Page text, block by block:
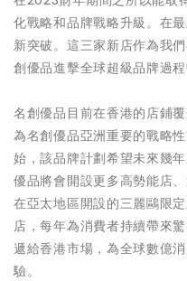
化戰略和品牌戰略升級。在
新突破。這三家新店作為我
創優品進擊全球超級品牌過
名創優品目前在香港的店鋪
為名創優品亞洲重要的戰略
始，該品牌計劃希望未來幾
優品將會開設更多高勢能店
在亞太地區開設的三麗鷗限
店，每年為消費者持續帶來
遞給香港市場，為全球數億
驗。